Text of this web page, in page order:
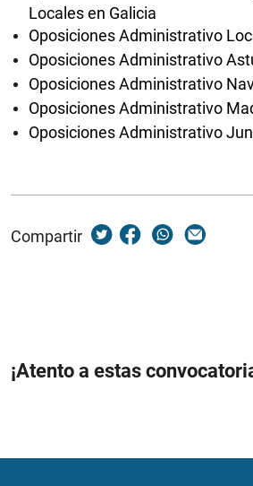
Locales en Galicia
Oposiciones Administrativo
Oposiciones Administrativo
Oposiciones Administrativo
Oposiciones Administrativo
Oposiciones Administrativo
Compartir
¡Atento a estas